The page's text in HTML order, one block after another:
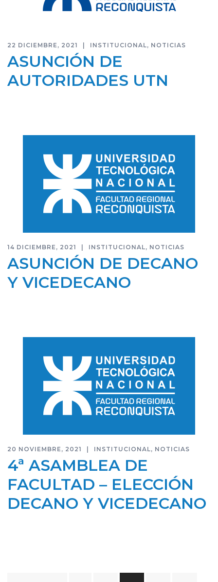
22 DICIEMBRE, 2021 INSTITUCIONAL, NOTICIAS
ASUNCIÓN DE
AUTORIDADES UTN
14 DICIEMBRE, 2021 INSTITUCIONAL, NOTICIAS
ASUNCIÓN DE DECANO
Y VICEDECANO
20 NOVIEMBRE, 2021 INSTITUCIONAL, NOTICIAS
4ª ASAMBLEA DE
FACULTAD – ELECCIÓN
DECANO Y VICEDECANO